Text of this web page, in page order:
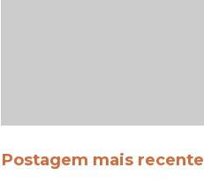
Postagem mais recente